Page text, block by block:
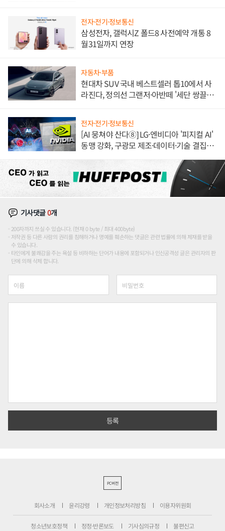
전자·전기·정보통신
삼성전자, 갤럭시Z 폴드8 사전예약 개통 8
월31일까지 연장
자동차·부품
현대차 SUV 국내 베스트셀러 톱10에서 사
라진다, 정의선 그랜저·아반떼 '세단 쌍끌
전자·전기·정보통신
[AI 뭉쳐야 산다⑧] LG·엔비디아 '피지컬 AI'
동맹 강화, 구광모 제조·데이터·기술 결집
기사댓글0개
200자까지 쓰실 수 있습니다. (현재 0 byte / 최대 400byte)
저작권 등 다른 사람의 권리를 침해하거나 명예를 훼손하는 댓글은 관련 법률에 의해 제재를 받을
수 있습니다.
타인에게 불쾌감을 주는 욕설 등 비하하는 단어가 내용에 포함되거나 인신공격성 글은 관리자의 판
단에 의해 삭제 합니다.
PC버전
회사소개 윤리강령 개인정보처리방침 이용자위원회
청소년보호정책 정정·반론보도 기사심의규정 불편신고